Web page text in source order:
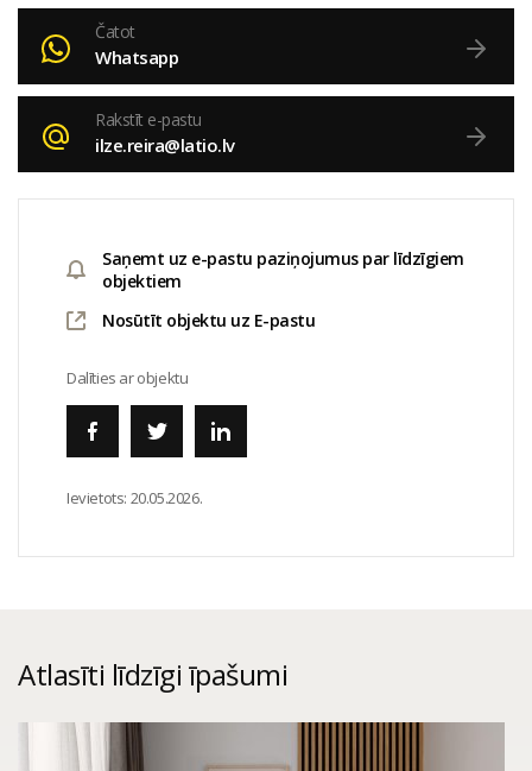
Čatot
Whatsapp
Rakstīt e-pastu
ilze.reira@latio.lv
Saņemt uz e-pastu paziņojumus par līdzīgiem
objektiem
Nosūtīt objektu uz E-pastu
Dalīties ar objektu
Ievietots: 20.05.2026.
Atlasīti līdzīgi īpašumi